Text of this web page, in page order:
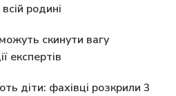
родині
скинути вагу
експертів
діти: фахівці розкрили 3